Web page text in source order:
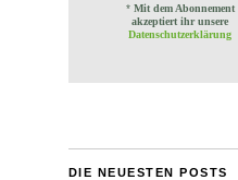
* Mit dem Abonnement
akzeptiert ihr unsere
Datenschutzerklärung
DIE NEUESTEN POSTS